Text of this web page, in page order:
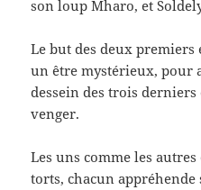
son loup Mharo, et
Le but des deux premiers
un être mystérieux, pour
dessein des trois derniers
venger.
Les uns comme les
torts, chacun appréhende